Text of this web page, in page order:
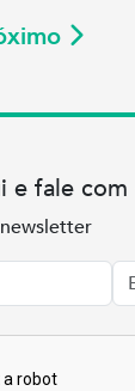
e fale